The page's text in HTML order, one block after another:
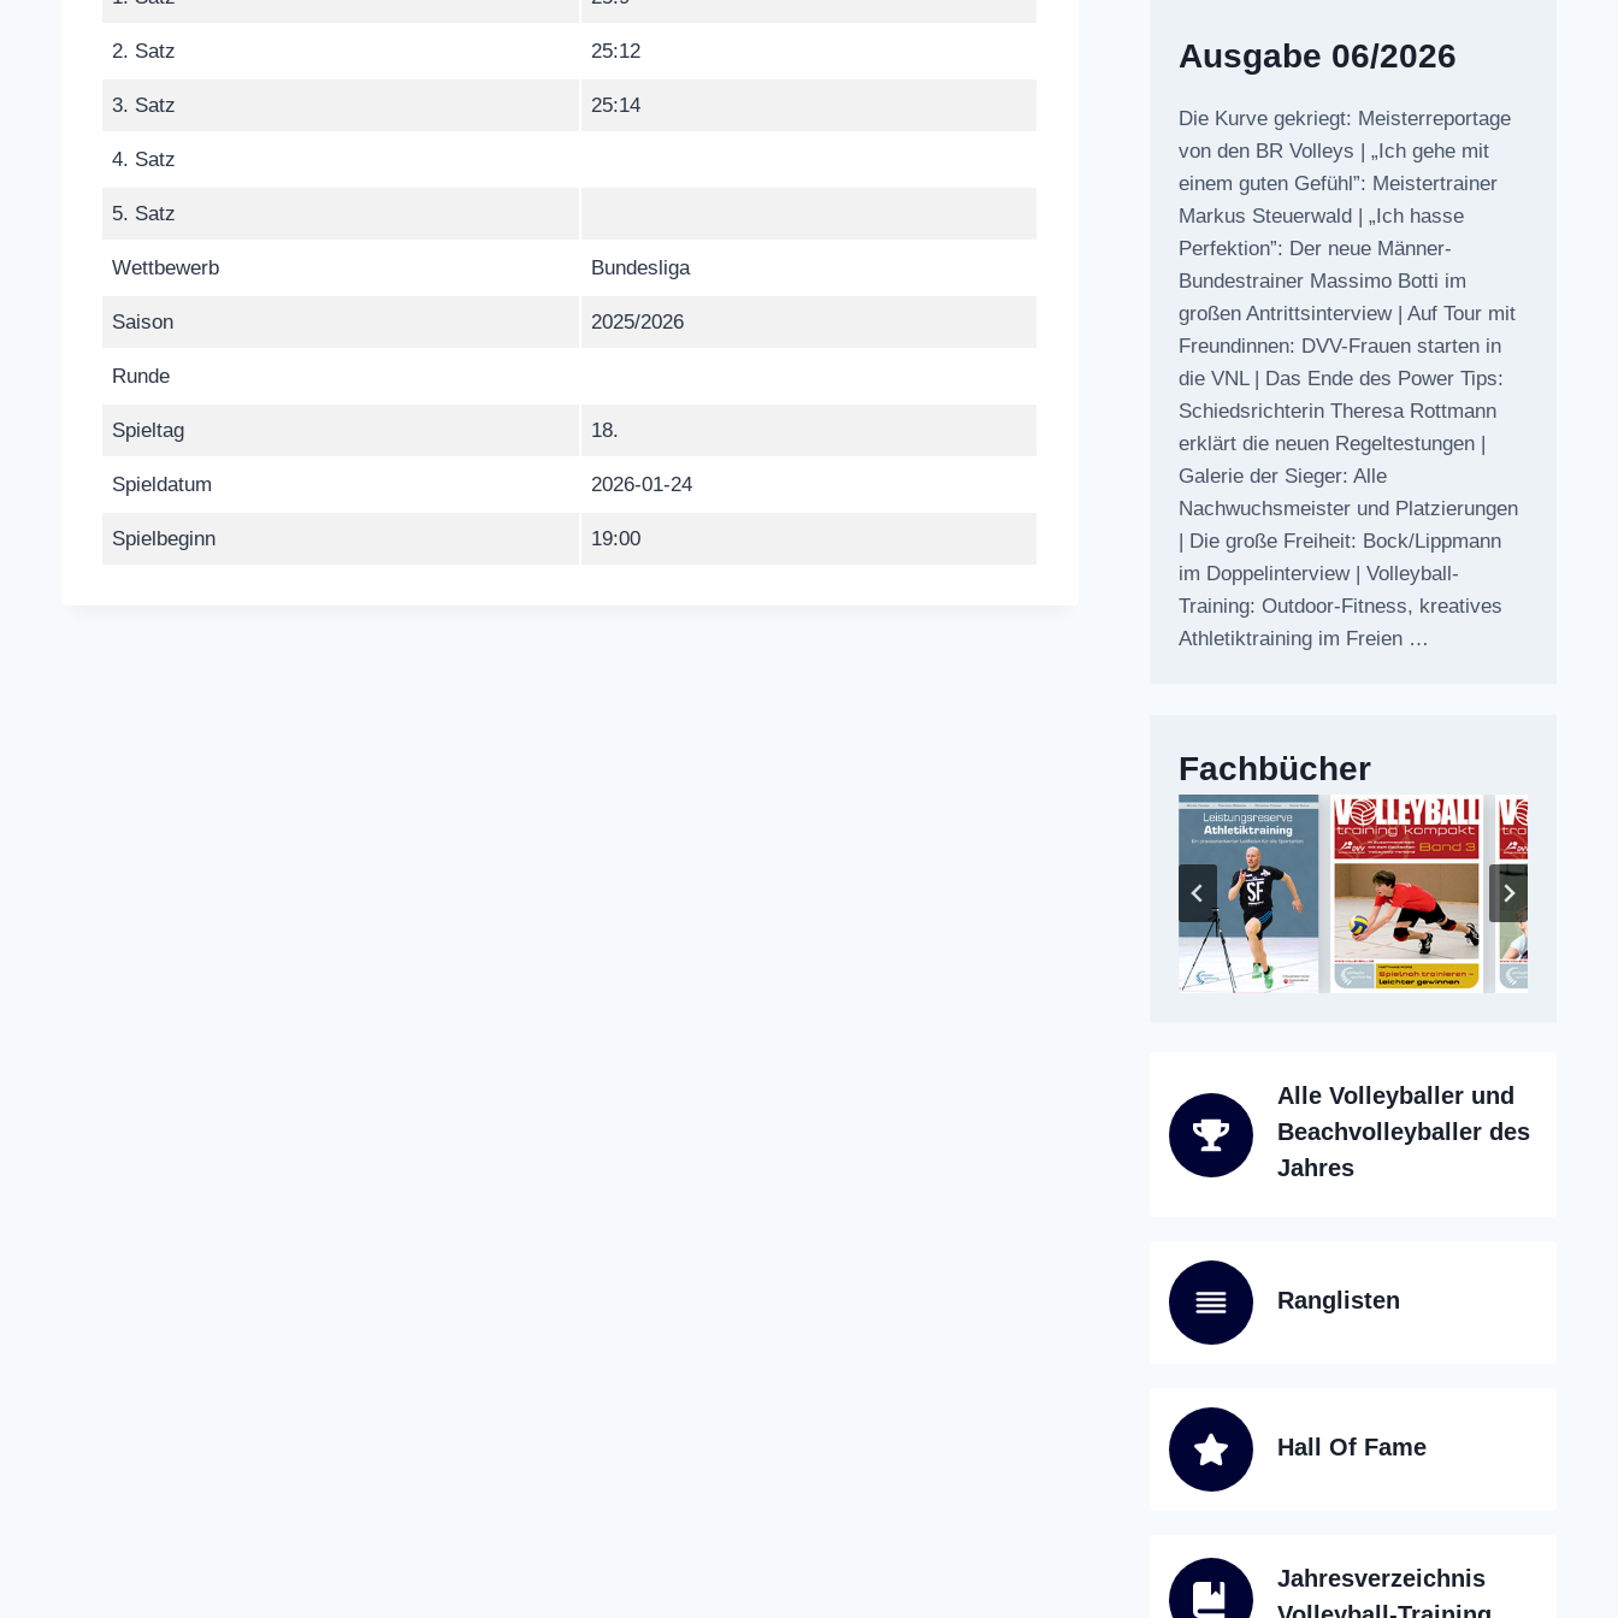
2. Satz 25:12
3. Satz 25:14
4. Satz
5. Satz
Wettbewerb Bundesliga
Saison 2025/2026
Runde
Spieltag 18.
Spieldatum 2026-01-24
Spielbeginn 19:00
Ausgabe 06/2026
Die Kurve gekriegt: Meisterreportage
von den BR Volleys | „Ich gehe mit
einem guten Gefühl”: Meistertrainer
Markus Steuerwald | „Ich hasse
Perfektion”: Der neue Männer-
Bundestrainer Massimo Botti im
großen Antrittsinterview | Auf Tour mit
Freundinnen: DVV-Frauen starten in
die VNL | Das Ende des Power Tips:
Schiedsrichterin Theresa Rottmann
erklärt die neuen Regeltestungen |
Galerie der Sieger: Alle
Nachwuchsmeister und Platzierungen
| Die große Freiheit: Bock/Lippmann
im Doppelinterview | Volleyball-
Training: Outdoor-Fitness, kreatives
Athletiktraining im Freien …
Fachbücher
Alle Volleyballer und
Beachvolleyballer des
Jahres
Ranglisten
Hall Of Fame
Jahresverzeichnis